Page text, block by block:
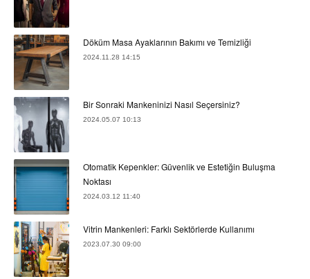
Döküm Masa Ayaklarının Bakımı ve Temizliği
2024.11.28 14:15
Bir Sonraki Mankeninizi Nasıl Seçersiniz?
2024.05.07 10:13
Otomatik Kepenkler: Güvenlik ve Estetiğin Buluşma
Noktası
2024.03.12 11:40
Vitrin Mankenleri: Farklı Sektörlerde Kullanımı
2023.07.30 09:00